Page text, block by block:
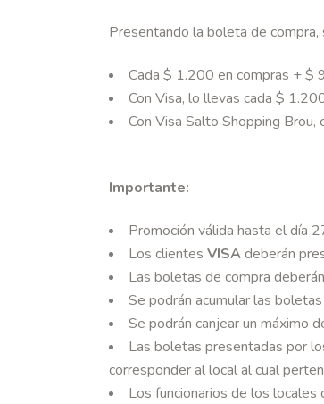
Presentando la boleta de compra,
Cada $ 1.200 en compras + $
Con Visa, lo llevas cada $
Con Visa Salto Shopping Brou,
Importante:
Promoción válida hasta el día
Los clientes VISAdeberán
Las boletas de compra
Se podrán acumular las
Se podrán canjear un máximo
Las boletas presentadas por
corresponder al local al cual
Los funcionarios de los